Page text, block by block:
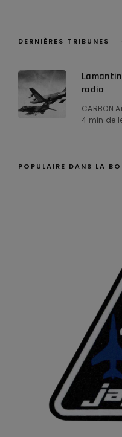
DERNIÈRES TRIBUNES
radio
CARBON
4 min de
POPULAIRE DANS LA